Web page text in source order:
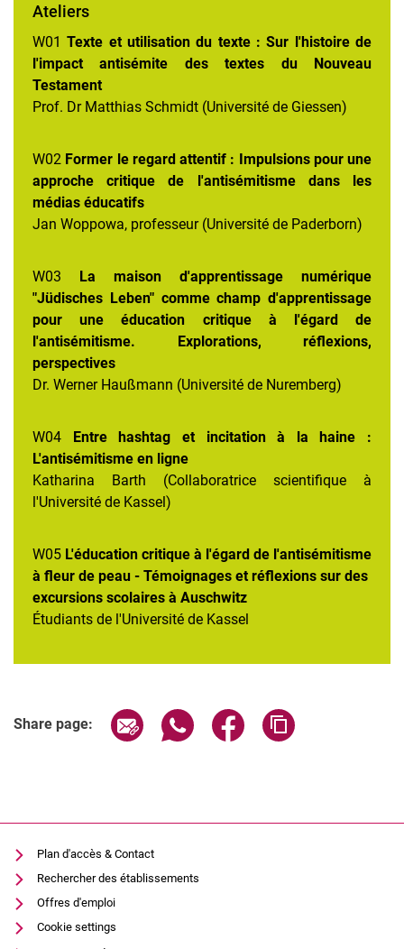
Ateliers
W01Texte et utilisation du texte : Sur l'histoire de
l'impact antisémite des textes du Nouveau
Testament
Prof. Dr Matthias Schmidt (Université de Giessen)
W02 Former le regard attentif : Impulsions pour une
approche critique de l'antisémitisme dans les
médias éducatifs
Jan Woppowa, professeur (Université de Paderborn)
W03 La maison d'apprentissage numérique
"Jüdisches Leben" comme champ d'apprentissage
pour une éducation critique à l'égard de
l'antisémitisme. Explorations, réflexions,
perspectives
Dr. Werner Haußmann (Université de Nuremberg)
W04 Entre hashtag et incitation à la haine :
L'antisémitisme en ligne
Katharina Barth (Collaboratrice scientifique à
l'Université de Kassel)
W05 L'éducation critique à l'égard de l'antisémitisme
à fleur de peau - Témoignages et réflexions sur des
excursions scolaires à Auschwitz
Étudiants de l'Université de Kassel
Share page: Share page via email
Share page via WhatsApp
Share page via
Plan d'accès & Contact
Rechercher des établissements
Offres d'emploi
Cookie settings